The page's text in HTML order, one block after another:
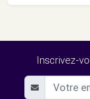
Inscrivez-